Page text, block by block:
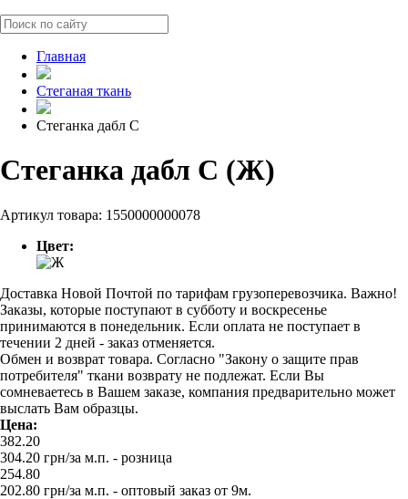
Главная
Стеганая ткань
Стеганка дабл С
Стеганка дабл С (Ж)
Артикул товара: 1550000000078
Цвет:
Доставка Новой Почтой по тарифам грузоперевозчика. Важно!
Заказы, которые поступают в субботу и воскресенье
принимаются в понедельник. Если оплата не поступает в
течении 2 дней - заказ отменяется.
Обмен и возврат товара. Согласно "Закону о защите прав
потребителя" ткани возврату не подлежат. Если Вы
сомневаетесь в Вашем заказе, компания предварительно может
выслать Вам образцы.
Цена:
382.20
304.20 грн/за м.п. - розница
254.80
202.80 грн/за м.п. - оптовый заказ от 9м.